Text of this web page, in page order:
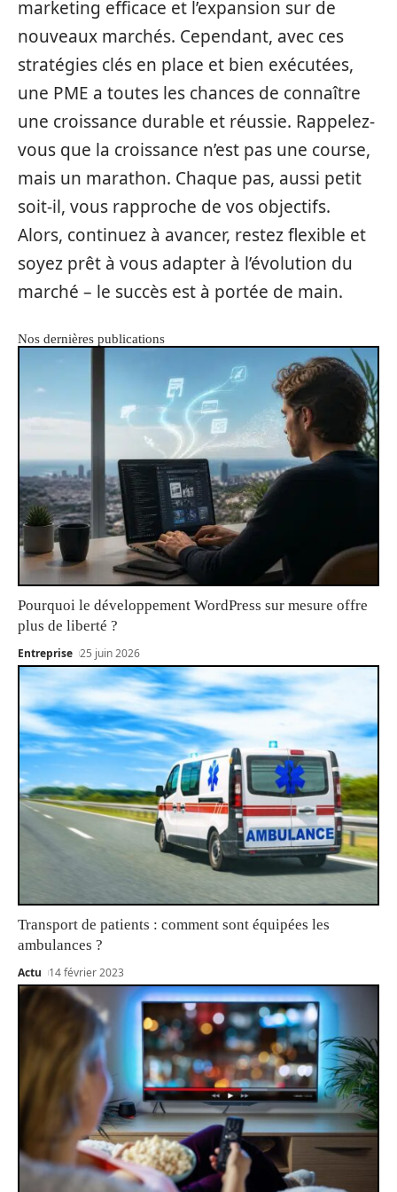
marketing efficace et l’expansion sur de
nouveaux marchés. Cependant, avec ces
stratégies clés en place et bien exécutées,
une PME a toutes les chances de connaître
une croissance durable et réussie. Rappelez-
vous que la croissance n’est pas une course,
mais un marathon. Chaque pas, aussi petit
soit-il, vous rapproche de vos objectifs.
Alors, continuez à avancer, restez flexible et
soyez prêt à vous adapter à l’évolution du
marché – le succès est à portée de main.
Nos dernières publications
Pourquoi le développement WordPress sur mesure offre
plus de liberté ?
Entreprise 25 juin 2026
Transport de patients : comment sont équipées les
ambulances ?
Actu 14 février 2023